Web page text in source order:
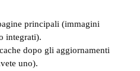
principali (immagini
integrati).
dopo gli aggiornamenti
uno).